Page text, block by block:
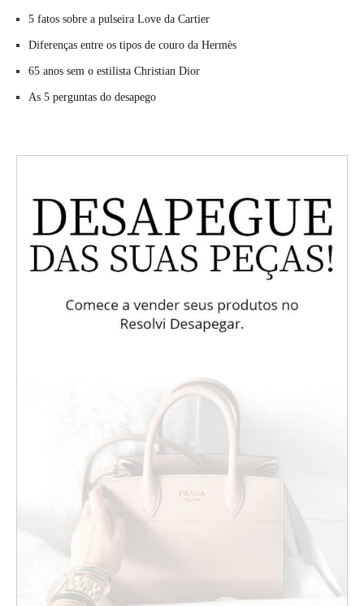
5 fatos sobre a pulseira Love da Cartier
Diferenças entre os tipos de couro da Hermès
65 anos sem o estilista Christian Dior
As 5 perguntas do desapego